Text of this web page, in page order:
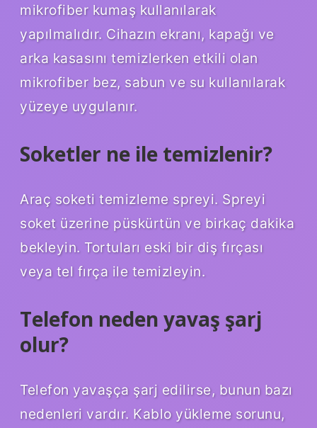
mikrofiber kumaş kullanılarak
yapılmalıdır. Cihazın ekranı, kapağı ve
arka kasasını temizlerken etkili olan
mikrofiber bez, sabun ve su kullanılarak
yüzeye uygulanır.
Soketler ne ile temizlenir?
Araç soketi temizleme spreyi. Spreyi
soket üzerine püskürtün ve birkaç dakika
bekleyin. Tortuları eski bir diş fırçası
veya tel fırça ile temizleyin.
Telefon neden yavaş şarj
olur?
Telefon yavaşça şarj edilirse, bunun bazı
nedenleri vardır. Kablo yükleme sorunu,